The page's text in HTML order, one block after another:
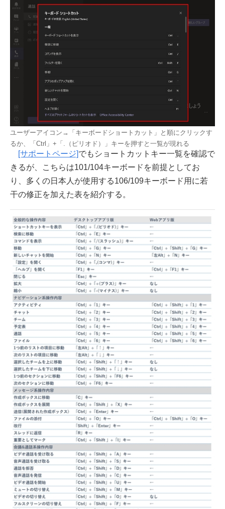
ユーザーアイコン→「キーボードショートカット」と順にクリックす
るか、「Ctrl」+「.（ピリオド）」キーを押すと一覧が現れる
[サポートページ]でもショートカットキー一覧を確認で
きるが、こちらは101/104キーボードを前提としてお
り、多くの日本人が使用する106/109キーボード用に若
干の修正を加えた表を紹介する。